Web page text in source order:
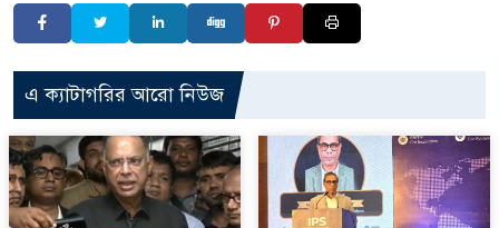
এ ক্যাটাগরির আরো নিউজ